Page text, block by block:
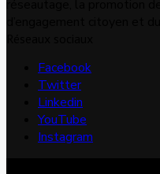
Facebook
Twitter
Linkedin
YouTube
Instagram